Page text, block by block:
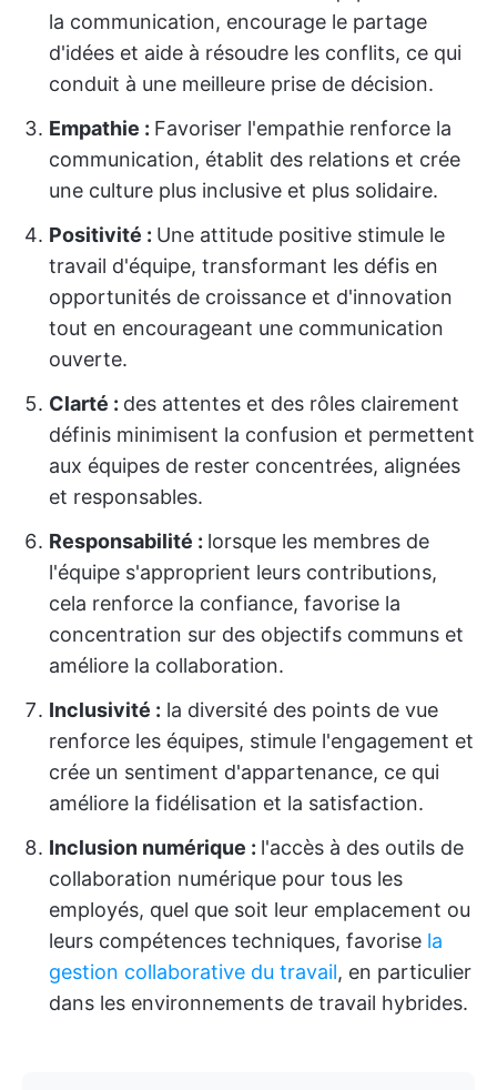
la communication, encourage le partage
d'idées et aide à résoudre les conflits, ce qui
conduit à une meilleure prise de décision.
Empathie : Favoriser l'empathie renforce la
communication, établit des relations et crée
une culture plus inclusive et plus solidaire.
Positivité : Une attitude positive stimule le
travail d'équipe, transformant les défis en
opportunités de croissance et d'innovation
tout en encourageant une communication
ouverte.
Clarté : des attentes et des rôles clairement
définis minimisent la confusion et permettent
aux équipes de rester concentrées, alignées
et responsables.
Responsabilité : lorsque les membres de
l'équipe s'approprient leurs contributions,
cela renforce la confiance, favorise la
concentration sur des objectifs communs et
améliore la collaboration.
Inclusivité : la diversité des points de vue
renforce les équipes, stimule l'engagement et
crée un sentiment d'appartenance, ce qui
améliore la fidélisation et la satisfaction.
Inclusion numérique : l'accès à des outils de
collaboration numérique pour tous les
employés, quel que soit leur emplacement ou
leurs compétences techniques, favorise la
gestion collaborative du travail, en particulier
dans les environnements de travail hybrides.